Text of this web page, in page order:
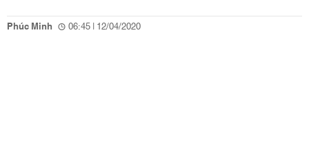
Phúc Minh 06:45 | 12/04/2020